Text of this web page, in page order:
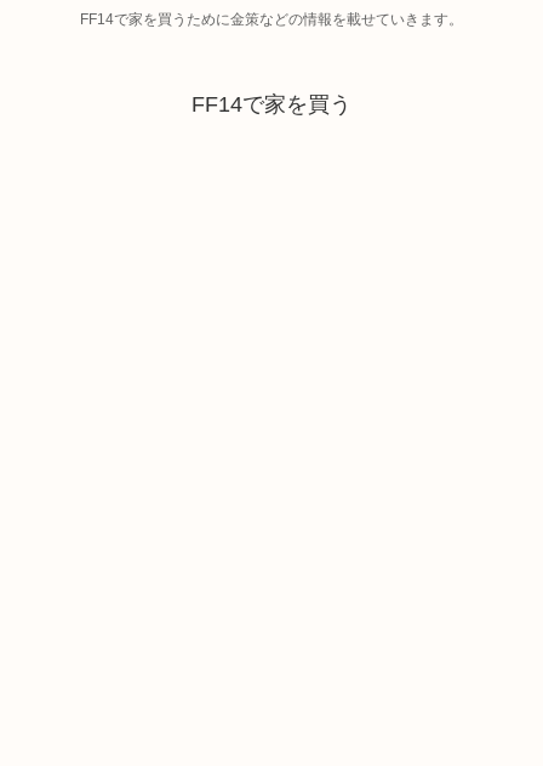
FF14で家を買うために金策などの情報を載せていきます。
FF14で家を買う